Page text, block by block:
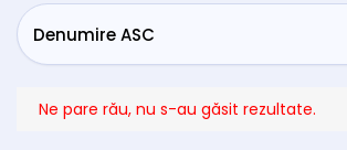
Ne pare rău, nu s-au găsit rezultate.